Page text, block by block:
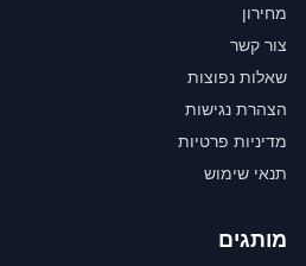
מחירון
צור קשר
שאלות נפוצות
הצהרת נגישות
מדיניות פרטיות
תנאי שימוש
מותגים